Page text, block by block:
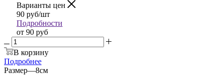
Варианты цен
90 руб/шт
Подробности
от 90 руб
В корзину
Подробнее
Размер—8см